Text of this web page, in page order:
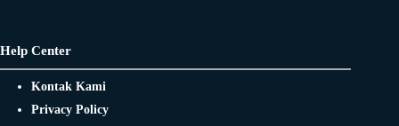
Help Center
Kontak Kami
Privacy Policy